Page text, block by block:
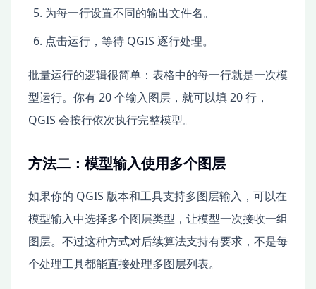
为每一行设置不同的输出文件名。
点击运行，等待 QGIS 逐行处理。
批量运行的逻辑很简单：表格中的每一行就是一次模
型运行。你有 20 个输入图层，就可以填 20 行，
QGIS 会按行依次执行完整模型。
方法二：模型输入使用多个图层
如果你的 QGIS 版本和工具支持多图层输入，可以在
模型输入中选择多个图层类型，让模型一次接收一组
图层。不过这种方式对后续算法支持有要求，不是每
个处理工具都能直接处理多图层列表。